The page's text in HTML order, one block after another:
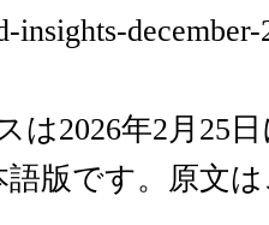
insights-december-
は2026年2月25
版です。原文